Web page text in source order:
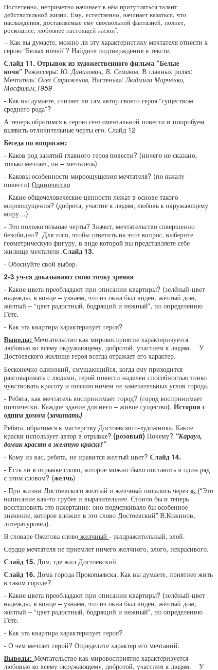
Постепенно, неприметно начинает в нём притупляться талант
действительной жизни. Ему, естественно, начинает казаться, что
наслаждения, доставляемые ему своевольной фантазией, полнее,
роскошнее, любовнее настоящей жизни”.
– Как вы думаете, можно ли эту характеристику мечтателя отнести к
герою “Белых ночей”? Найдите подтверждение в тексте.
Слайд 11. Отрывок из художественного фильма “Белые
ночи” Режиссеры: Ю. Данилович, В. Семаков. В главных ролях:
Мечтатель: Олег Стриженов, Настенька:Людмила Марченко,
Мосфильм,1959
- Как вы думаете, считает ли сам автор своего героя “существом
среднего рода”?
А теперь обратимся к герою сентиментальной повести и попробуем
выявить отличительные черты его. Слайд 12
Беседа по вопросам:
- Каков род занятий главного героя повести? (ничего не сказано,
только мечтает, он – мечтатель)
- Каковы особенности мироощущения мечтателя? (по началу
повести) Одиночество
- Какие общечеловеческие ценности лежат в основе такого
мироощущения? (доброта, участие к людям, любовь к окружающему
миру…)
- Это положительные черты? Значит, мечтательство совершенно
безобидно? Для того, чтобы ответить на этот вопрос, выберите
геометрическую фигуру, в виде которой вы представляете себе
жилище мечтателя .Слайд 13.
- Обоснуйте свой выбор.
2-3 уч-ся доказывают свою точку зрения
- Какие цвета преобладают при описании квартиры? (зелёный-цвет
надежды, в конце – узнаём, что из окна был виден, жёлтый дом,
жёлтый – “цвет радостный, бодрящий и нежный”, по определению
Гёте.
- Как эта квартира характеризует героя?
Выводы: Мечтательство как мировосприятие характеризуется
любовью ко всему окружающему, добротой, участием к людям. У
Достоевского жилище героя всегда отражает его характер.
Бесконечно одинокий, смущающийся, когда ему приходится
разговаривать с людьми, герой повести наделен способностью тонко
чувствовать красоту и поэзию ничем не замечательных углов города.
- Ребята, как мечтатель воспринимает город? (город воспринимает
поэтически. Каждое здание для него – живое существо). История с
одним домом (зачитать)
Ребята, обратимся к мастерству Достоевского-художника. Какие
краски использует автор в отрывке? (розовый) Почему? “Караул,
домик красят в желтую краску!”
- Кому из вас, ребята, не нравится желтый цвет? Слайд 14.
- Есть ли в отрывке слово, которое можно было поставить в один ряд
с этим словом? (желчь)
- При жизни Достоевского желтый и желчный писались через о. (“Это
написание как-то грубее и выразительнее. Стоило бы и теперь
восстановить это начертание: оно подчеркивало бы особенное
значение, которое вложил в это слово Достоевский” В.Кожинов,
литературовед).
В словаре Ожегова слово желчный - раздражительный, злой.
Сердце мечтателя не приемлет ничего желчного, злого, некрасивого.
Слайд 15. Дом, где жил Достоевский
Слайд 16. Дома города Прокопьевска. Как вы думаете, приятнее жить
в таком городе?
- Какие цвета преобладают при описании квартиры? (зелёный-цвет
надежды, в конце – узнаём, что из окна был виден, жёлтый дом,
жёлтый – “цвет радостный, бодрящий и нежный”, по определению
Гёте.
- Как эта квартира характеризует героя?
- О чем мечтает герой? Определите характер его мечтаний.
Выводы: Мечтательство как мировосприятие характеризуется
любовью ко всему окружающему, добротой, участием к людям. У